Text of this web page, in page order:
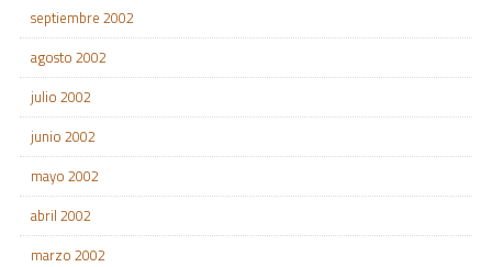
septiembre 2002
agosto 2002
julio 2002
junio 2002
mayo 2002
abril 2002
marzo 2002